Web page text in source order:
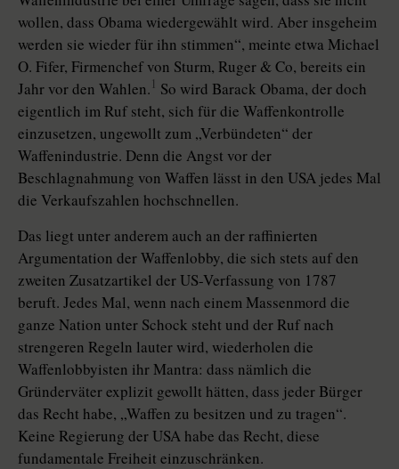
wollen, dass Obama wiedergewählt wird. Aber insgeheim
werden sie wieder für ihn stimmen“, meinte etwa Michael
O. Fifer, Firmenchef von Sturm, Ruger & Co, bereits ein
Jahr vor den Wahlen. 1 So wird Barack Obama, der doch
eigentlich im Ruf steht, sich für die Waffenkontrolle
einzusetzen, ungewollt zum „Verbündeten“ der
Waffenindustrie. Denn die Angst vor der
Beschlagnahmung von Waffen lässt in den USA jedes Mal
die Verkaufszahlen hochschnellen.
Das liegt unter anderem auch an der raffinierten
Argumentation der Waffenlobby, die sich stets auf den
zweiten Zusatzartikel der US-Verfassung von 1787
beruft. Jedes Mal, wenn nach einem Massenmord die
ganze Nation unter Schock steht und der Ruf nach
strengeren Regeln lauter wird, wiederholen die
Waffenlobbyisten ihr Mantra: dass nämlich die
Gründerväter explizit gewollt hätten, dass jeder Bürger
das Recht habe, „Waffen zu besitzen und zu tragen“.
Keine Regierung der USA habe das Recht, diese
fundamentale Freiheit einzuschränken.